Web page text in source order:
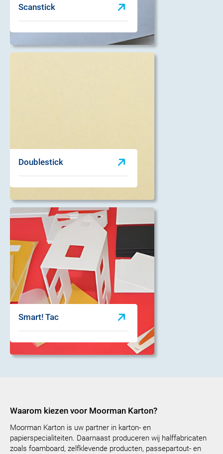
Scanstick
Doublestick
Smart! Tac
Waarom kiezen voor Moorman Karton?
Moorman Karton is uw partner in karton- en
papierspecialiteiten. Daarnaast produceren wij halffabricaten
zoals foamboard, zelfklevende producten, passepartout- en